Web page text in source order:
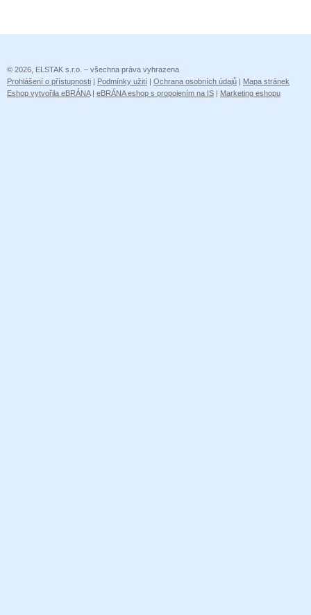
© 2026, ELSTAK s.r.o. – všechna práva vyhrazena
Prohlášení o přístupnosti | Podmínky užití | Ochrana osobních údajů | Mapa stránek
Eshop vytvořila eBRÁNA| eBRÁNA eshop s propojením na IS | Marketing eshopu